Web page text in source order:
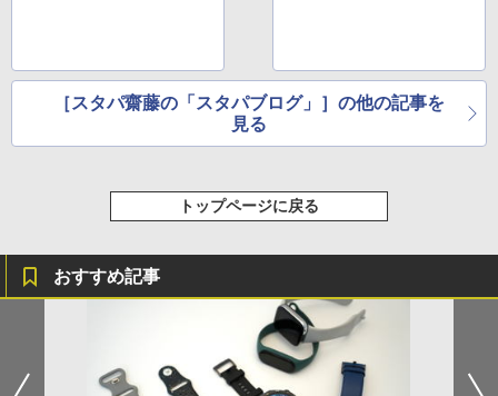
［スタパ齋藤の「スタパブログ」］の他の記事を
見る
トップページに戻る
おすすめ記事